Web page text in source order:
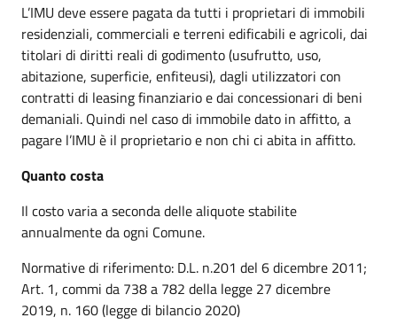
L’IMU deve essere pagata da tutti i proprietari di immobili
residenziali, commerciali e terreni edificabili e agricoli, dai
titolari di diritti reali di godimento (usufrutto, uso,
abitazione, superficie, enfiteusi), dagli utilizzatori con
contratti di leasing finanziario e dai concessionari di beni
demaniali. Quindi nel caso di immobile dato in affitto, a
pagare l’IMU è il proprietario e non chi ci abita in affitto.
Quanto costa
Il costo varia a seconda delle aliquote stabilite
annualmente da ogni Comune.
Normative di riferimento: D.L. n.201 del 6 dicembre 2011;
Art. 1, commi da 738 a 782 della legge 27 dicembre
2019, n. 160 (legge di bilancio 2020)